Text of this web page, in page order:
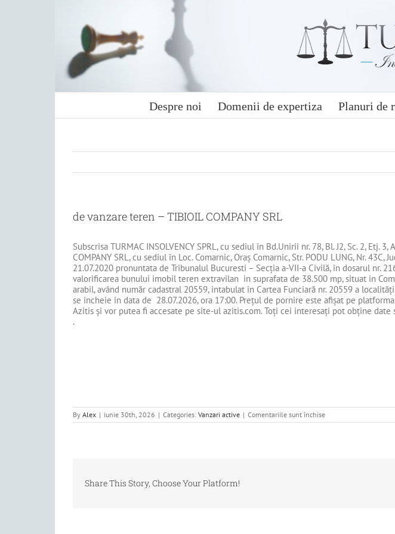
Despre noi Domenii de expertiza Planuri de
de vanzare teren – TIBIOIL COMPANY SRL
Subscrisa TURMAC INSOLVENCY SPRL, cu sediul în Bd.Unirii nr. 78, Bl. J2, Sc. 2,
COMPANY SRL, cu sediul în Loc. Comarnic, Oraş Comarnic, Str. PODU LUNG, Nr.
21.07.2020 pronuntata de Tribunalul Bucuresti – Secţia a-VII-a Civilă, în dosarul nr.
valorificarea bunului imobil teren extravilan in suprafata de 38.500 mp, situat in
arabil, având număr cadastral 20559, intabulat în Cartea Funciară nr. 20559 a
se incheie in data de 28.07.2026, ora 17:00. Prețul de pornire este afișat pe
Azitis și vor putea fi accesate pe site-ul azitis.com. Toți cei interesaţi pot obţine
.
By Alex | iunie 30th, 2026 | Categories: Vanzari active | Comentariile sunt închisepentru
de
Share This Story, Choose Your Platform!